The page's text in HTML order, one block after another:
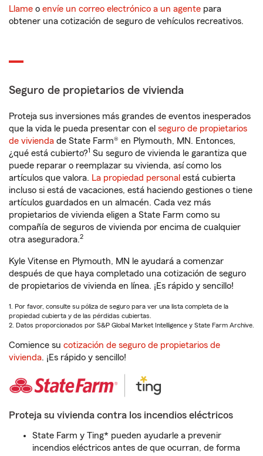
Llame o envíe un correo electrónico a un agente para
obtener una cotización de seguro de vehículos recreativos.
Seguro de propietarios de vivienda
Proteja sus inversiones más grandes de eventos inesperados
que la vida le pueda presentar con el seguro de propietarios
de vivienda de State Farm® en Plymouth, MN. Entonces,
¿qué está cubierto?1 Su seguro de vivienda le garantiza que
puede reparar o reemplazar su vivienda, así como los
artículos que valora. La propiedad personal está cubierta
incluso si está de vacaciones, está haciendo gestiones o tiene
artículos guardados en un almacén. Cada vez más
propietarios de vivienda eligen a State Farm como su
compañía de seguros de vivienda por encima de cualquier
otra aseguradora.2
Kyle Vitense en Plymouth, MN le ayudará a comenzar
después de que haya completado una cotización de seguro
de propietarios de vivienda en línea. ¡Es rápido y sencillo!
1. Por favor, consulte su póliza de seguro para ver una lista completa de la
propiedad cubierta y de las pérdidas cubiertas.
2. Datos proporcionados por S&P Global Market Intelligence y State Farm Archive.
Comience su cotización de seguro de propietarios de
vivienda. ¡Es rápido y sencillo!
Proteja su vivienda contra los incendios eléctricos
State Farm y Ting* pueden ayudarle a prevenir
incendios eléctricos antes de que ocurran, de forma